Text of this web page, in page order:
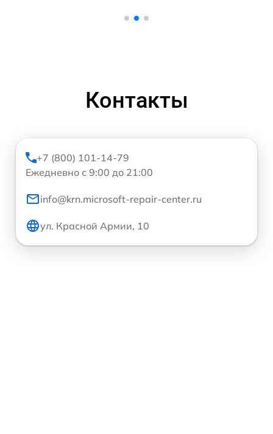
Контакты
+7 (800) 101-14-79
Ежедневно с 9:00 до 21:00
info@krn.microsoft-repair-center.ru
ул. Красной Армии, 10